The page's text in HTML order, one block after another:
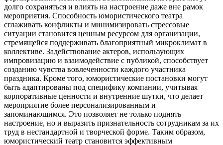
долго сохраняться и влиять на настроение даже вне рамок
мероприятия. Способность юмористического театра
сглаживать конфликты и минимизировать стрессовые
ситуации становится ценным ресурсом для организации,
стремящейся поддерживать благоприятный микроклимат в
коллективе. Задействование актеров, использующих
импровизацию и взаимодействие с публикой, способствует
созданию чувства вовлеченности каждого участника
праздника. Кроме того, юмористические постановки могут
быть адаптированы под специфику компании, учитывая
корпоративные ценности и внутренние шутки, что делает
мероприятие более персонализированным и
запоминающимся. Это позволяет не только поднять
настроение, но и выразить признательность сотрудникам за их
труд в нестандартной и творческой форме. Таким образом,
юмористический театр становится эффективным